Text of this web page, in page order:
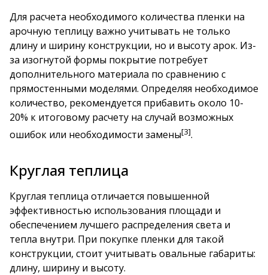
Для расчета необходимого количества пленки на
арочную теплицу важно учитывать не только
длину и ширину конструкции, но и высоту арок. Из-
за изогнутой формы покрытие потребует
дополнительного материала по сравнению с
прямостенными моделями. Определяя необходимое
количество, рекомендуется прибавить около 10-
20% к итоговому расчету на случай возможных
ошибок или необходимости замены[3].
Круглая теплица
Круглая теплица отличается повышенной
эффективностью использования площади и
обеспечением лучшего распределения света и
тепла внутри. При покупке пленки для такой
конструкции, стоит учитывать овальные габариты:
длину, ширину и высоту.